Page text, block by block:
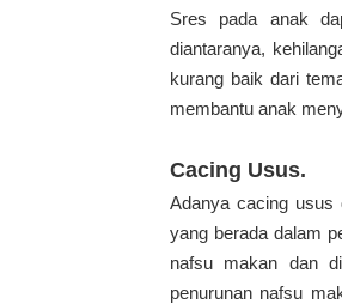
Sres pada anak
diantaranya,
kurang baik dari
membantu anak
Cacing Usus.
Adanya cacing usus
yang berada dalam
nafsu makan dan
penurunan nafsu